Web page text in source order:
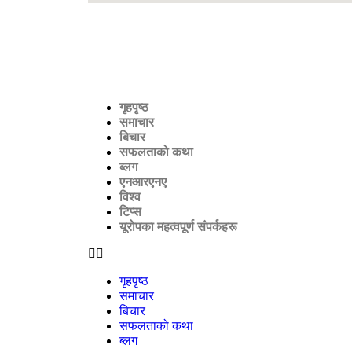
गृहपृष्ठ
समाचार
बिचार
सफलताको कथा
ब्लग
एनआरएनए
विश्व
टिप्स
यूरोपका महत्वपूर्ण संपर्कहरू
गृहपृष्ठ
समाचार
बिचार
सफलताको कथा
ब्लग